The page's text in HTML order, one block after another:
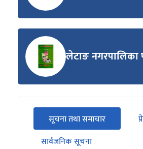
लेटाङ नगरपालिका
सीधा
पहिलो
ट्याबको
सूचना तथा समाचार
(सक्रिय ट्याब)
सार्वजनिक सूचना